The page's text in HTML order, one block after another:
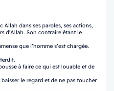
dans ses paroles, ses actions,
d’Allah. Son contraire étant le
que l’homme s’est chargée.
à faire ce qui est louable et de
le regard et de ne pas toucher